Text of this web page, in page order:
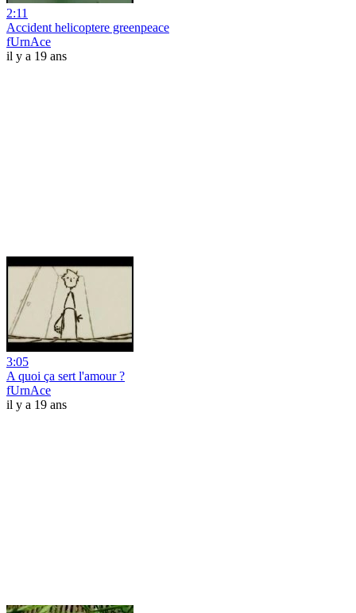
2:11
Accident helicoptere greenpeace
fUrnAce
il y a 19 ans
3:05
A quoi ça sert l'amour ?
fUrnAce
il y a 19 ans